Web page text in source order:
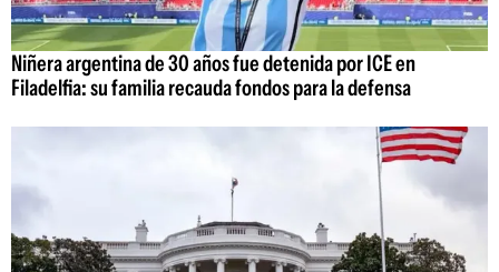
Niñera argentina de 30 años fue detenida por ICE en
Filadelfia: su familia recauda fondos para la defensa